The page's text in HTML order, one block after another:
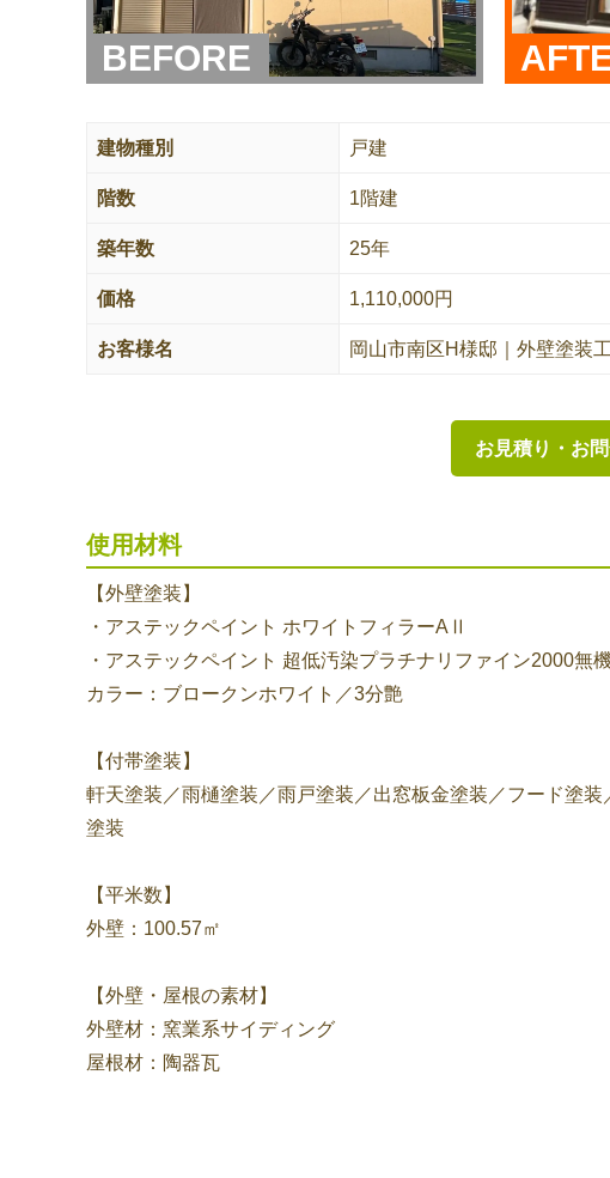
BEFORE
建物種別 戸建
階数 1階建
築年数 25年
価格 1,110,000円
お客様名 岡山市南区H様邸｜外壁塗装
お見積り・お
使用材料
【外壁塗装】
・アステックペイント ホワイトフィラーAⅡ
・アステックペイント 超低汚染プラチナリファイン2000無
カラー：ブロークンホワイト／3分艶
【付帯塗装】
軒天塗装／雨樋塗装／雨戸塗装／出窓板金塗装／フード塗
塗装
【平米数】
外壁：100.57㎡
【外壁・屋根の素材】
外壁材：窯業系サイディング
屋根材：陶器瓦